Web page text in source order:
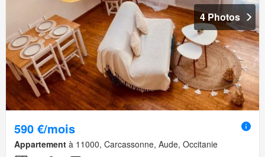
4 Photos
590 €/mois
Appartement à 11000, Carcassonne, Aude, Occitanie